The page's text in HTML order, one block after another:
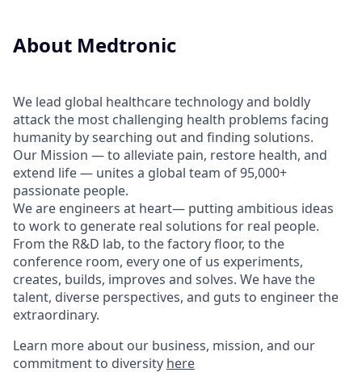
About Medtronic
We lead global healthcare technology and boldly
attack the most challenging health problems facing
humanity by searching out and finding solutions.
Our Mission — to alleviate pain, restore health, and
extend life — unites a global team of 95,000+
passionate people.
We are engineers at heart— putting ambitious ideas
to work to generate real solutions for real people.
From the R&D lab, to the factory floor, to the
conference room, every one of us experiments,
creates, builds, improves and solves. We have the
talent, diverse perspectives, and guts to engineer the
extraordinary.
Learn more about our business, mission, and our
commitment to diversity here